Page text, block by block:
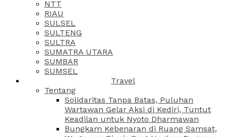
NTT
RIAU
SULSEL
SULTENG
SULTRA
SUMATRA UTARA
SUMBAR
SUMSEL
Travel
Tentang
Solidaritas Tanpa Batas, Puluhan
Wartawan Gelar Aksi di Kediri, Tuntut
Keadilan untuk Nyoto Dharmawan
Bungkam Kebenaran di Ruang Samsat,